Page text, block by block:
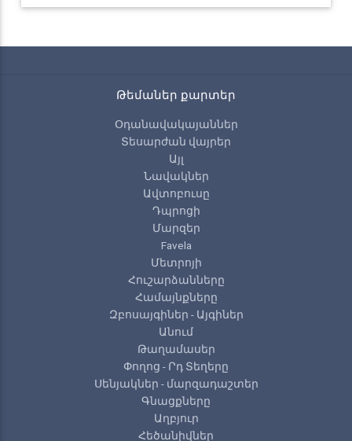
Թեմաներ քարտեր
Օդանավակայաններ
Տեսարժան վայրեր
Այլ
Նավակներ
Ավտոբուսը
Դպրոցի
Մարզեր
Favela
Մետրոյի
Հուշարձանները
Համայնքները
Զբոսայգիներ - Այգիներ
Անում
Թաղամասեր
Փողոց - Րդ Տեղերը
Սենյակներ - մարզադաշտեր
Գնացքները
Աղբյուր
Հեծանիվներ